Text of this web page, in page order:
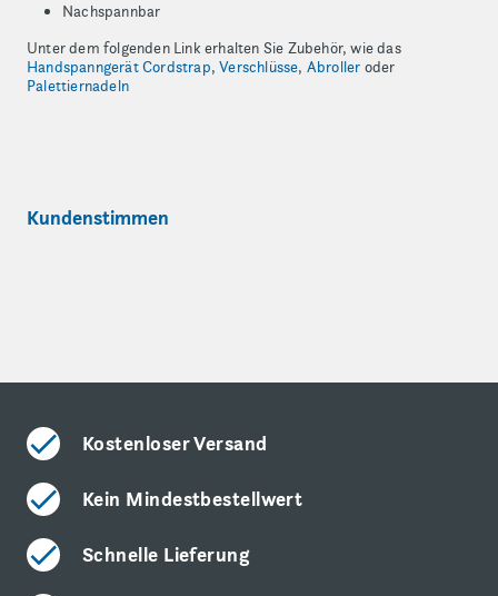
Nachspannbar
Unter dem folgenden Link erhalten Sie Zubehör, wie das
Handspanngerät Cordstrap,Verschlüsse, Abroller oder
Palettiernadeln
Kundenstimmen
Kostenloser Versand
Kein Mindestbestellwert
Schnelle Lieferung